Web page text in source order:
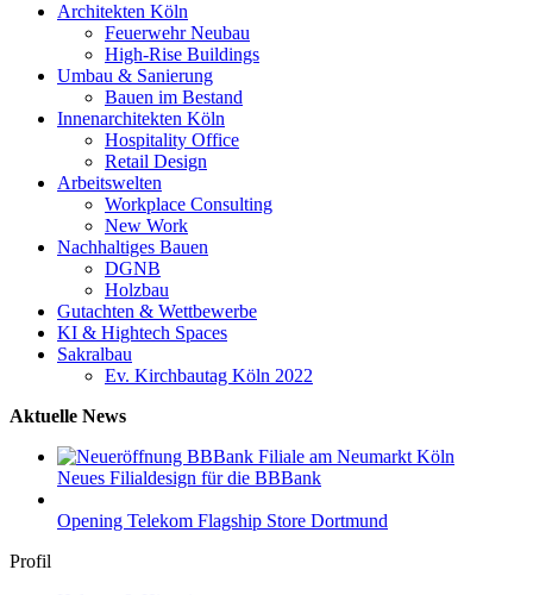
Architekten Köln
Feuerwehr Neubau
High-Rise Buildings
Umbau & Sanierung
Bauen im Bestand
Innenarchitekten Köln
Hospitality Office
Retail Design
Arbeitswelten
Workplace Consulting
New Work
Nachhaltiges Bauen
DGNB
Holzbau
Gutachten & Wettbewerbe
KI & Hightech Spaces
Sakralbau
Ev. Kirchbautag Köln 2022
Aktuelle News
Neues Filialdesign für die BBBank
Opening Telekom Flagship Store Dortmund
Profil